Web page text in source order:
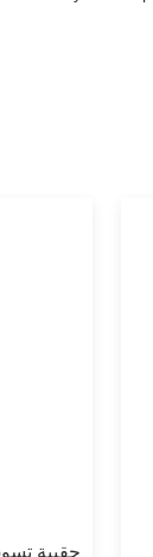
حقيبة